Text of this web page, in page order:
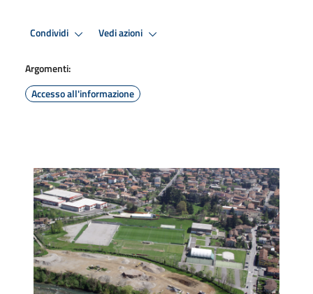
Condividi Vedi azioni
Argomenti:
Accesso all'informazione